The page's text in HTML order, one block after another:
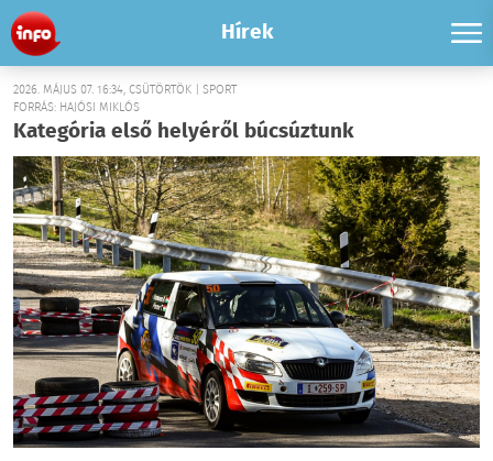
Hírek
2026. MÁJUS 07. 16:34, CSÜTÖRTÖK | SPORT
FORRÁS: HAJÓSI MIKLÓS
Kategória első helyéről búcsúztunk